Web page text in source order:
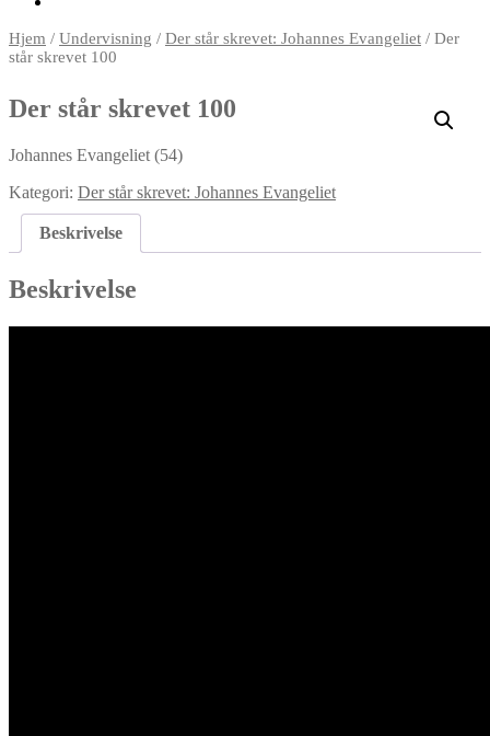
Hjem / Undervisning / Der står skrevet: Johannes Evangeliet / Der
står skrevet 100
Der står skrevet 100
Johannes Evangeliet (54)
Kategori: Der står skrevet: Johannes Evangeliet
Beskrivelse
Beskrivelse